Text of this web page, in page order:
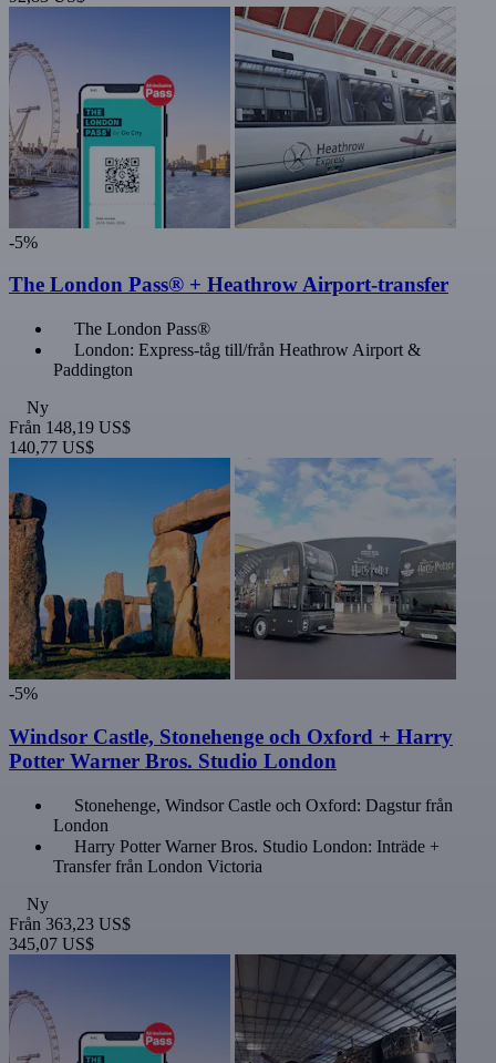
-5%
The London Pass® + Heathrow Airport-transfer
The London Pass®
London: Express-tåg till/från Heathrow Airport &
Paddington
Ny
Från 148,19 US$
140,77 US$
-5%
Windsor Castle, Stonehenge och Oxford + Harry
Potter Warner Bros. Studio London
Stonehenge, Windsor Castle och Oxford: Dagstur från
London
Harry Potter Warner Bros. Studio London: Inträde +
Transfer från London Victoria
Ny
Från 363,23 US$
345,07 US$